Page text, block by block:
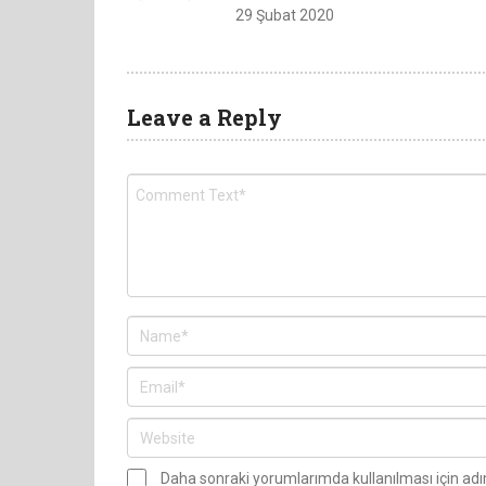
29 Şubat 2020
Leave a Reply
Daha sonraki yorumlarımda kullanılması için